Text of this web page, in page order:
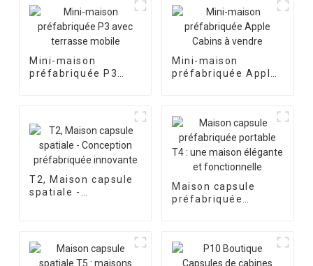
Mini-maison
préfabriquée P3
Mini-maison
préfabriquée Apple
T2, Maison capsule
spatiale -
Maison capsule
préfabriquée